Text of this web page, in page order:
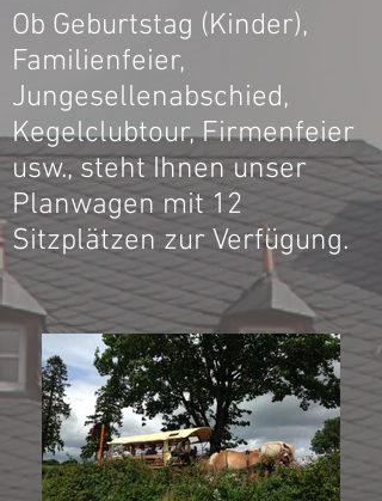
Ob Geburtstag (Kinder),
Familienfeier,
Jungesellenabschied,
Kegelclubtour, Firmenfeier
usw., steht Ihnen unser
Planwagen mit 12
Sitzplätzen zur Verfügung.